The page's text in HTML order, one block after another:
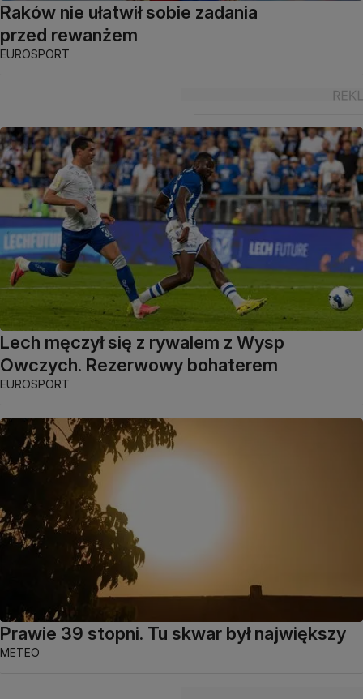
Raków nie ułatwił sobie zadania
przed rewanżem
EUROSPORT
Lech męczył się z rywalem z Wysp
Owczych. Rezerwowy bohaterem
EUROSPORT
Prawie 39 stopni. Tu skwar był największy
METEO